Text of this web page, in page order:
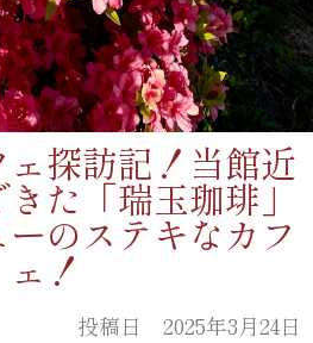
探訪記！当館近
た「瑞玉珈琲」
のステキなカフ
ェ！
投稿日 2025年3月24日